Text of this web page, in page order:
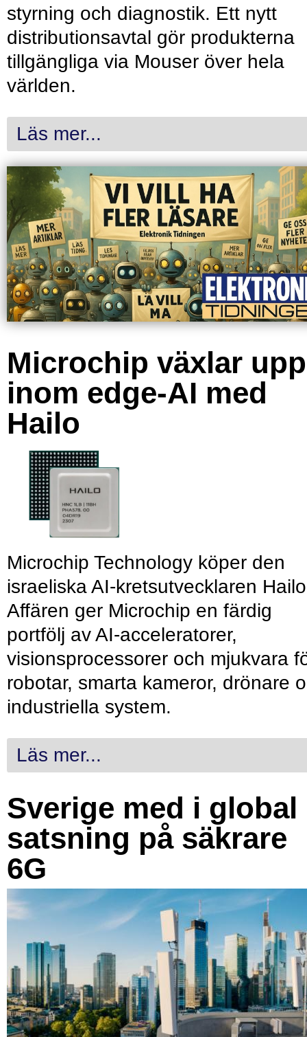
styrning och diagnostik. Ett nytt
distributionsavtal gör produkterna
tillgängliga via Mouser över hela
världen.
Läs mer...
Microchip växlar upp
inom edge-AI med
Hailo
Microchip Technology köper den
israeliska AI-kretsutvecklaren
Affären ger Microchip en färdig
portfölj av AI-acceleratorer,
visionsprocessorer och mjukvara
robotar, smarta kameror, drönare
industriella system.
Läs mer...
Sverige med i global
satsning på säkrare
6G